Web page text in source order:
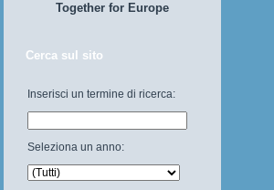
Together for Europe
Cerca sul sito
Inserisci un termine di ricerca:
Seleziona un anno: